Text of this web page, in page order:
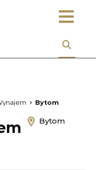
Bytom
Bytom